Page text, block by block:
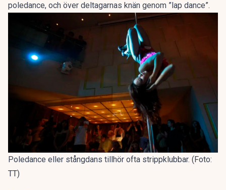
poledance, och över deltagarnas knän genom ”lap dance”.
Poledance eller stångdans tillhör ofta strippklubbar. (Foto:
TT)